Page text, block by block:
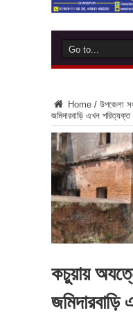
Home / উপজেলা
জমিদারবাড়ি এখন পরিত্যক্ত
কচুয়ায়